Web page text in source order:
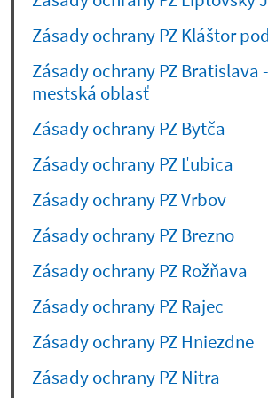
Zásady ochrany PZ Kláštor
Zásady ochrany PZ Bratislava
mestská oblasť
Zásady ochrany PZ Bytča
Zásady ochrany PZ Ľubica
Zásady ochrany PZ Vrbov
Zásady ochrany PZ Brezno
Zásady ochrany PZ Rožňava
Zásady ochrany PZ Rajec
Zásady ochrany PZ Hniezdne
Zásady ochrany PZ Nitra